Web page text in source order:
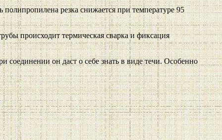
резка снижается при температуре 95
происходит термическая сварка и фиксация
он даст о себе знать в виде течи. Особенно